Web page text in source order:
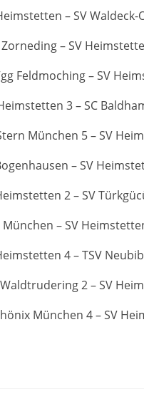
– SV
Zorneding – SV
Feldmoching – SV
3 – SC
München 5 – SV
– SV
2 – SV
München – SV
4 – TSV
Waldtrudering 2 – SV
München 4 – SV